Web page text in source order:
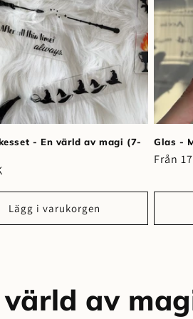
- En värld av magi (7-
Lägg i varukorgen
Glas -
Från
värld av